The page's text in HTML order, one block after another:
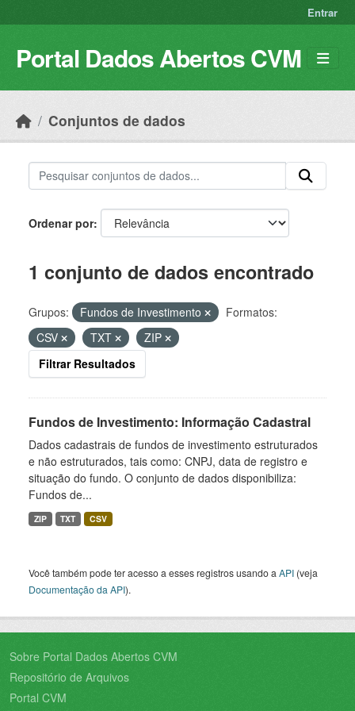
Entrar
Portal Dados Abertos CVM
Conjuntos de dados
Ordenar por
1 conjunto de dados encontrado
Grupos: Fundos de Investimento
Formatos:
CSV
TXT
ZIP
Filtrar Resultados
Fundos de Investimento: Informação Cadastral
Dados cadastrais de fundos de investimento estruturados
e não estruturados, tais como: CNPJ, data de registro e
situação do fundo. O conjunto de dados disponibiliza:
Fundos de...
ZIP TXT CSV
Você também pode ter acesso a esses registros usando a API (veja
Documentação da API).
Sobre Portal Dados Abertos CVM
Repositório de Arquivos
Portal CVM